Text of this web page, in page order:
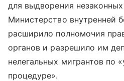
для выдворения
Министерство внутренней
расширило полномочия
органов и разрешило им
нелегальных мигрантов по
процедуре».